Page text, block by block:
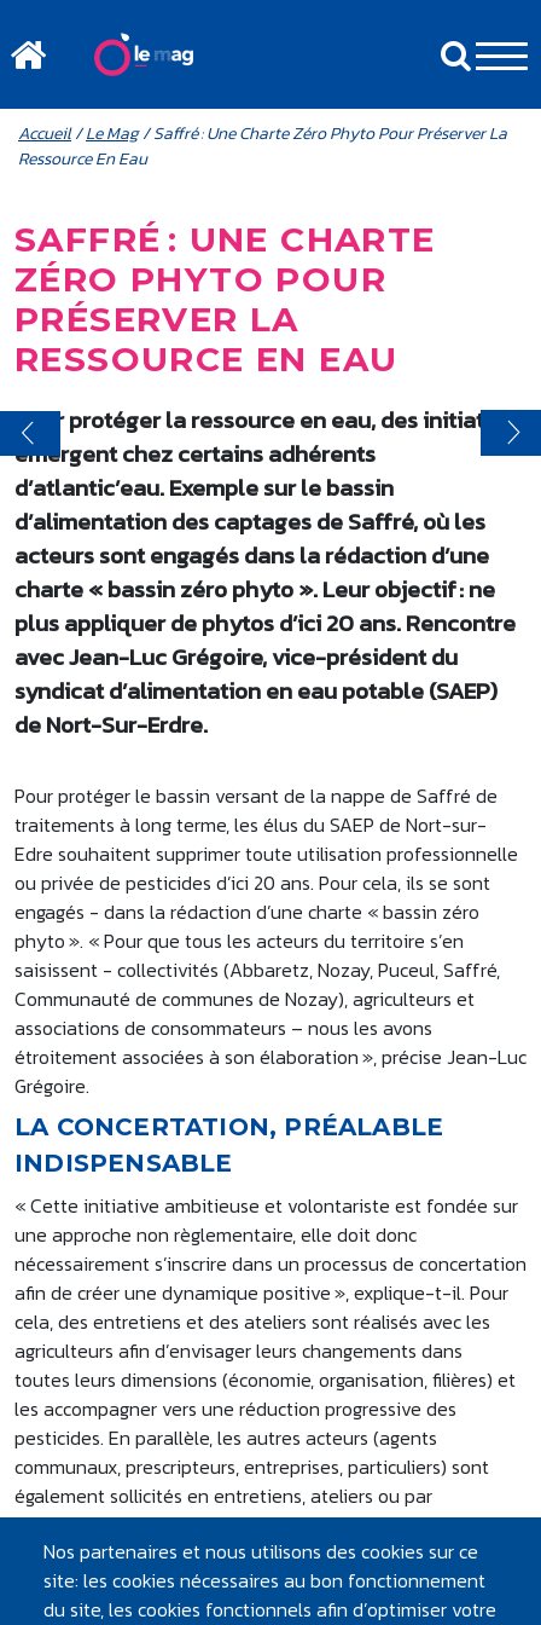
MENU MOBILE
FIL D'ARIANE
Accueil/Le Mag/ Saffré : Une Charte Zéro Phyto Pour Préserver La
Ressource En Eau
SAFFRÉ : UNE CHARTE
ZÉRO PHYTO POUR
PRÉSERVER LA
RESSOURCE EN EAU
Pour protéger la ressource en eau, des initiatives
émergent chez certains adhérents
d’atlantic’eau. Exemple sur le bassin
d’alimentation des captages de Saffré, où les
acteurs sont engagés dans la rédaction d’une
charte « bassin zéro phyto ». Leur objectif : ne
plus appliquer de phytos d’ici 20 ans. Rencontre
avec Jean-Luc Grégoire, vice-président du
syndicat d’alimentation en eau potable (SAEP)
de Nort-Sur-Erdre.
Pour protéger le bassin versant de la nappe de Saffré de
traitements à long terme, les élus du SAEP de Nort-sur-
Edre souhaitent supprimer toute utilisation professionnelle
ou privée de pesticides d’ici 20 ans. Pour cela, ils se sont
engagés - dans la rédaction d’une charte « bassin zéro
phyto ». « Pour que tous les acteurs du territoire s’en
saisissent - collectivités (Abbaretz, Nozay, Puceul, Saffré,
Communauté de communes de Nozay), agriculteurs et
associations de consommateurs – nous les avons
étroitement associées à son élaboration », précise Jean-Luc
Grégoire.
LA CONCERTATION, PRÉALABLE
INDISPENSABLE
« Cette initiative ambitieuse et volontariste est fondée sur
une approche non règlementaire, elle doit donc
nécessairement s’inscrire dans un processus de concertation
afin de créer une dynamique positive », explique-t-il. Pour
cela, des entretiens et des ateliers sont réalisés avec les
agriculteurs afin d’envisager leurs changements dans
toutes leurs dimensions (économie, organisation, filières) et
les accompagner vers une réduction progressive des
pesticides. En parallèle, les autres acteurs (agents
communaux, prescripteurs, entreprises, particuliers) sont
également sollicités en entretiens, ateliers ou par
consultation.
UNE CHARTE ET DES ENGAGEMENTS
DÈS 2019
Nos partenaires et nous utilisons des cookies sur ce
site: les cookies nécessaires au bon fonctionnement
du site, les cookies fonctionnels afin d’optimiser votre